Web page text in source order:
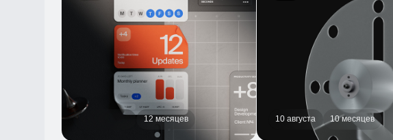
Продакт-менеджер
С нуля Получить профессию
12 месяцев 10 месяцев
Режиссер монтажа Plus
Получить профессию